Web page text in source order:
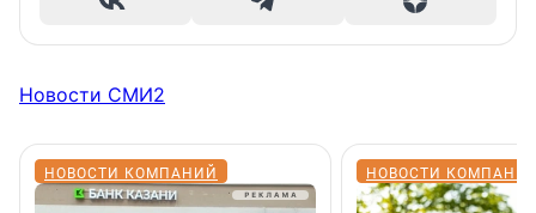
Новости СМИ2
НОВОСТИ КОМПАНИЙ НОВОСТИ